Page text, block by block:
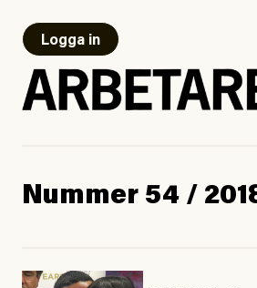
Logga in
Nummer 54 /